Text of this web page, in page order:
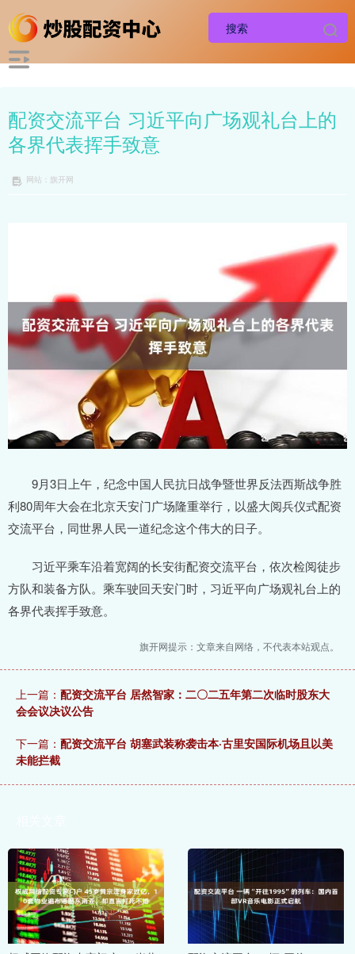
配资交流平台 习近平向广场观礼台上的
各界代表挥手致意
网站：旗开网
9月3日上午，纪念中国人民抗日战争暨世界反法西斯战争胜
利80周年大会在北京天安门广场隆重举行，以盛大阅兵仪式配资
交流平台，同世界人民一道纪念这个伟大的日子。
习近平乘车沿着宽阔的长安街配资交流平台，依次检阅徒步
方队和装备方队。乘车驶回天安门时，习近平向广场观礼台上的
各界代表挥手致意。
旗开网提示：文章来自网络，不代表本站观点。
上一篇： 配资交流平台 居然智家：二〇二五年第二次临时股东大
会会议决议公告
下一篇： 配资交流平台 胡塞武装称袭击本·古里安国际机场且以美
未能拦截